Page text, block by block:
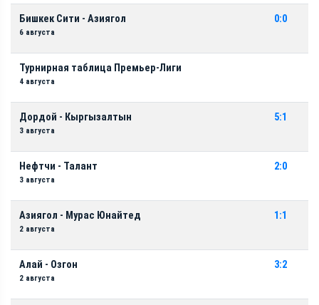
Бишкек Сити - Азиягол
6 августа
0:0
Турнирная таблица Премьер-Лиги
4 августа
Дордой - Кыргызалтын
3 августа
5:1
Нефтчи - Талант
3 августа
2:0
Азиягол - Мурас Юнайтед
2 августа
1:1
Алай - Озгон
2 августа
3:2